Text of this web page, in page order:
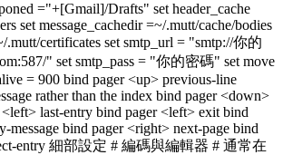
="+[Gmail]/Drafts" set header_cache
set message_cachedir =~/.mutt/cache/bodies
.mutt/certificates set smtp_url = "smtp://你的
" set smtp_pass = "你的密碼" set move
= 900 bind pager <up> previous-line
rather than the index bind pager <down>
last-entry bind pager <left> exit bind
message bind pager <right> next-page bind
entry 細部設定 # 編碼與編輯器 # 通常在